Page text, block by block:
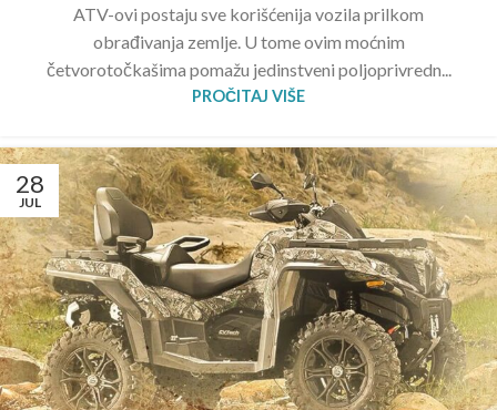
ATV-ovi postaju sve korišćenija vozila prilkom
obrađivanja zemlje. U tome ovim moćnim
četvorotočkašima pomažu jedinstveni poljoprivredn...
PROČITAJ VIŠE
28
JUL